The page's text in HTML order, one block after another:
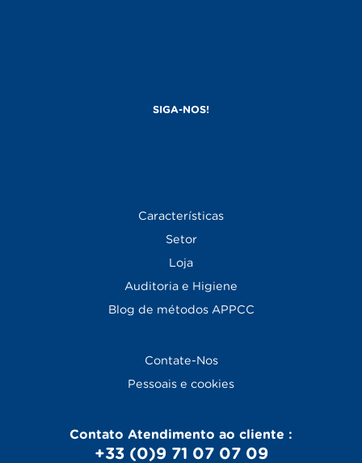
Características
Setor
Loja
Auditoria e Higiene
Blog de métodos APPCC
Contate-Nos
Pessoais e cookies
Contato Atendimento ao cliente :
+33 (0)9 71 07 07 09